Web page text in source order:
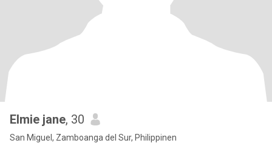
Elmie jane, 30
San Miguel, Zamboanga del Sur, Philippinen